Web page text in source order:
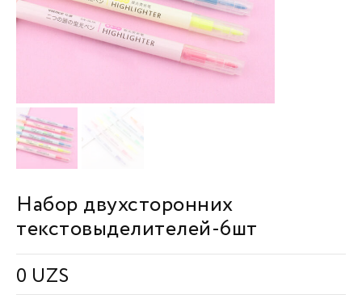
Набор двухсторонних
текстовыделителей-6шт
0 UZS